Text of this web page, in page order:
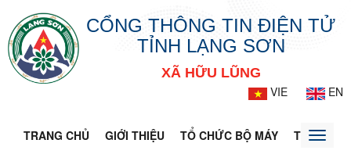
CỔNG THÔNG TIN ĐIỆN TỬ
TỈNH LẠNG SƠN
XÃ HỮU LŨNG
VIE
EN
TRANG CHỦ GIỚI THIỆU TỔ CHỨC BỘ MÁY TIN TỨC -
Toggle